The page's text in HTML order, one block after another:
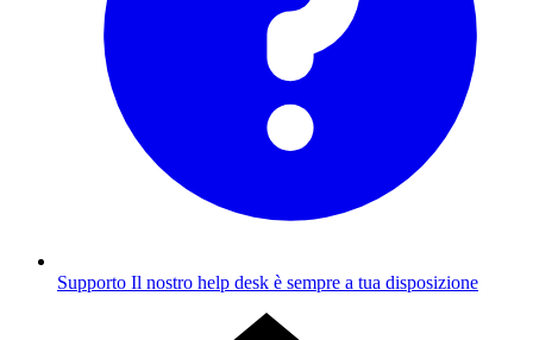
Supporto Il nostro help desk è sempre a tua disposizione